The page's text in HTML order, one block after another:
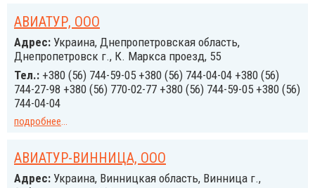
АВИАТУР, ООО
Адрес: Украина, Днепропетровская область,
Днепропетровск г., К. Маркса проезд, 55
Тел.: +380 (56) 744-59-05 +380 (56) 744-04-04 +380 (56)
744-27-98 +380 (56) 770-02-77 +380 (56) 744-59-05 +380 (56)
744-04-04
подробнее...
АВИАТУР-ВИННИЦА, ООО
Адрес: Украина, Винницкая область, Винница г.,